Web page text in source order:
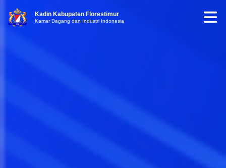
Kadin Kabupaten Florestimur
Kamar Dagang dan Industri Indonesia